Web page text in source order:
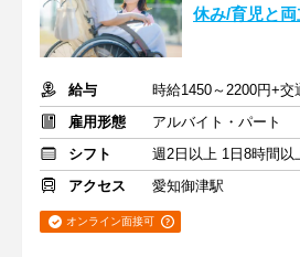
休み/育児と
給与
時給1450～2200円+交
雇用形態
アルバイト・パート
シフト
週2日以上 1日8時間以
アクセス
愛知御津駅
オンライン面接可